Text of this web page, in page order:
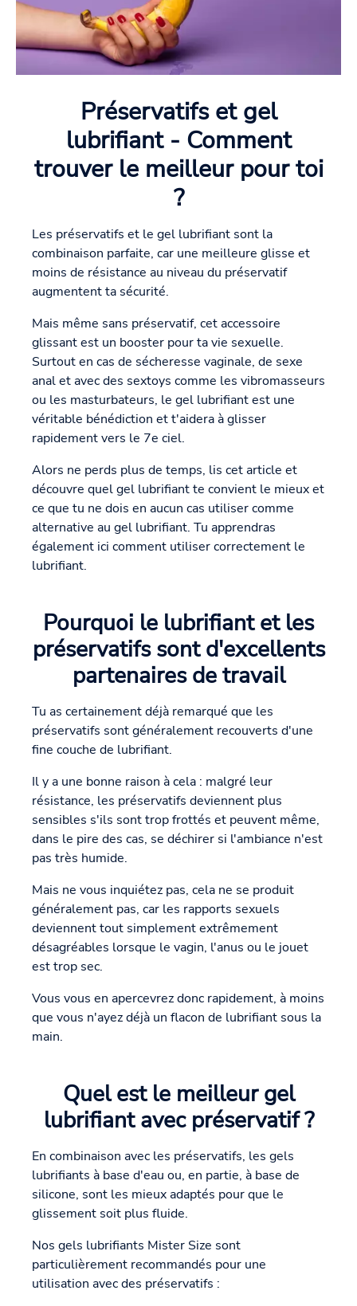
Préservatifs et gel
lubrifiant - Comment
trouver le meilleur pour toi
?
Les préservatifs et le gel lubrifiant sont la
combinaison parfaite, car une meilleure glisse et
moins de résistance au niveau du préservatif
augmentent ta sécurité.
Mais même sans préservatif, cet accessoire
glissant est un booster pour ta vie sexuelle.
Surtout en cas de sécheresse vaginale, de sexe
anal et avec des sextoys comme les vibromasseurs
ou les masturbateurs, le gel lubrifiant est une
véritable bénédiction et t'aidera à glisser
rapidement vers le 7e ciel.
Alors ne perds plus de temps, lis cet article et
découvre quel gel lubrifiant te convient le mieux et
ce que tu ne dois en aucun cas utiliser comme
alternative au gel lubrifiant. Tu apprendras
également ici comment utiliser correctement le
lubrifiant.
Pourquoi le lubrifiant et les
préservatifs sont d'excellents
partenaires de travail
Tu as certainement déjà remarqué que les
préservatifs sont généralement recouverts d'une
fine couche de lubrifiant.
Il y a une bonne raison à cela : malgré leur
résistance, les préservatifs deviennent plus
sensibles s'ils sont trop frottés et peuvent même,
dans le pire des cas, se déchirer si l'ambiance n'est
pas très humide.
Mais ne vous inquiétez pas, cela ne se produit
généralement pas, car les rapports sexuels
deviennent tout simplement extrêmement
désagréables lorsque le vagin, l'anus ou le jouet
est trop sec.
Vous vous en apercevrez donc rapidement, à moins
que vous n'ayez déjà un flacon de lubrifiant sous la
main.
Quel est le meilleur gel
lubrifiant avec préservatif ?
En combinaison avec les préservatifs, les gels
lubrifiants à base d'eau ou, en partie, à base de
silicone, sont les mieux adaptés pour que le
glissement soit plus fluide.
Nos gels lubrifiants Mister Size sont
particulièrement recommandés pour une
utilisation avec des préservatifs :